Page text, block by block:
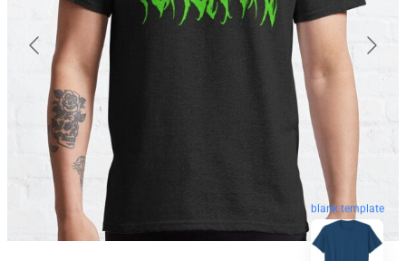
blank template